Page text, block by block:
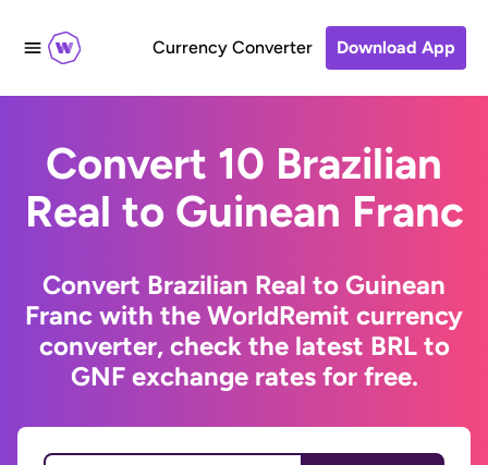
Currency Converter Download App
Convert 10 Brazilian
Real to Guinean Franc
Convert Brazilian Real to Guinean
Franc with the WorldRemit currency
converter, check the latest BRL to
GNF exchange rates for free.